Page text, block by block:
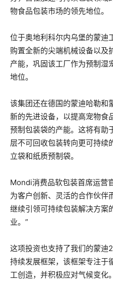
物食品包装市场的领先地位。
位于奥地利科尔内乌堡的蒙迪
购置全新的尖端机械设备以及
产能，巩固该工厂作为预制湿
地位。
该集团还在德国的蒙迪哈勒和
新的先进设备，以提高宠物食
预制包装袋的产能。这将有助
层不可回收包装转向更可持续
立袋和纸质预制袋。
Mondi消费品软包装首席运营
为客户创新、灵活的合作伙伴
继续引领可持续包装解决方案
业。”
这项投资也支持了我们的蒙
持续发展框架，该框架专注于
工创造，并积极应对气候变化